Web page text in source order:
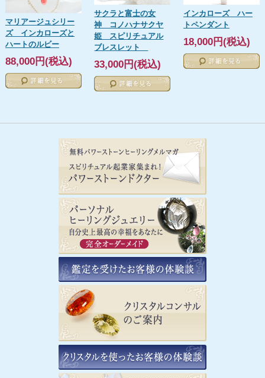
マリアージュシリー
ズ インカローズと
ハートのルビー
88,000円(税込)
サクラと富士の女
神 コノハナサクヤ
姫 スピリチュアル
ブレスレット
33,000円(税込)
インカローズ ハー
トペンダント
18,000円(税込)